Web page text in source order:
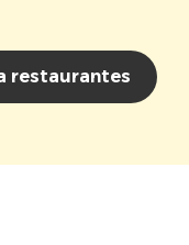
restaurantes